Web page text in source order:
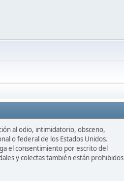
al odio, intimidatorio, obsceno,
o federal de los Estados Unidos.
el consentimiento por escrito del
y colectas también están prohibidos